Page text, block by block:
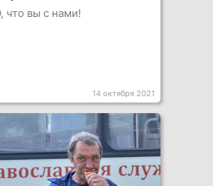
что вы с нами!
14 октября 2021